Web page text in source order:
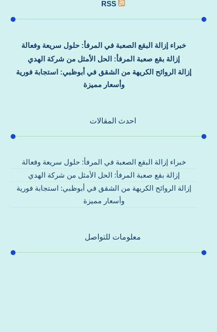
RSS
خبراء إزالة البقع الصعبة في المرفأ: حلول سريعة وفعالة
إزالة بقع صعبة المرفأ: الحل الأمثل من شركة الهدي
إزالة الروائح الكريهة من الشقق في أبوظبي: استجابة فورية
وأسعار مميزة
احدث المقالات
خبراء إزالة البقع الصعبة في المرفأ: حلول سريعة وفعالة
إزالة بقع صعبة المرفأ: الحل الأمثل من شركة الهدي
إزالة الروائح الكريهة من الشقق في أبوظبي: استجابة فورية
وأسعار مميزة
معلومات للتواصل